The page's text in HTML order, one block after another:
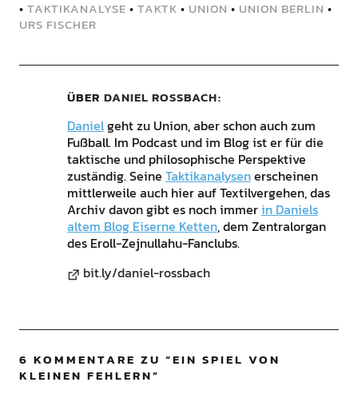
• TAKTIKANALYSE • TAKTK • UNION • UNION BERLIN •
URS FISCHER
ÜBER DANIEL ROSSBACH
Danielgeht zu Union, aber schon auch zum
Fußball. Im Podcast und im Blog ist er für die
taktische und philosophische Perspektive
zuständig. Seine Taktikanalysenerscheinen
mittlerweile auch hier auf Textilvergehen, das
Archiv davon gibt es noch immerin Daniels
altem Blog Eiserne Ketten, dem Zentralorgan
des Eroll-Zejnullahu-Fanclubs.
bit.ly/daniel-rossbach
6 KOMMENTARE ZU “EIN SPIEL VON
KLEINEN FEHLERN”